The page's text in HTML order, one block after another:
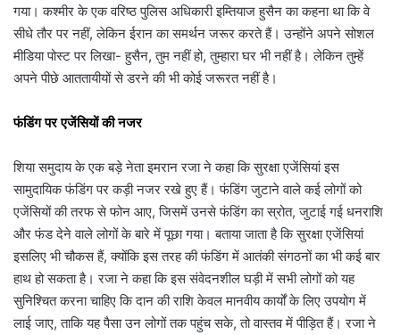
गया। कश्मीर के एक वरिष्ठ पुलिस अधिकारी इम्तियाज हुसैन का कहना था कि वे
सीधे तौर पर नहीं, लेकिन ईरान का समर्थन जरूर करते हैं। उन्होंने अपने सोशल
मीडिया पोस्ट पर लिखा- हुसैन, तुम नहीं हो, तुम्हारा घर भी नहीं है। लेकिन तुम्हें
अपने पीछे आततायीयों से डरने की भी कोई जरूरत नहीं है।
फंडिंग पर एजेंसियों की नजर
शिया समुदाय के एक बड़े नेता इमरान रजा ने कहा कि सुरक्षा एजेंसियां इस
सामुदायिक फंडिंग पर कड़ी नजर रखे हुए हैं। फंडिंग जुटाने वाले कई लोगों को
एजेंसियों की तरफ से फोन आए, जिसमें उनसे फंडिंग का स्रोत, जुटाई गई धनराशि
और फंड देने वाले लोगों के बारे में पूछा गया। बताया जाता है कि सुरक्षा एजेंसियां
इसलिए भी चौकस हैं, क्योंकि इस तरह की फंडिंग में आतंकी संगठनों का भी कई बार
हाथ हो सकता है। रजा ने कहा कि इस संवेदनशील घड़ी में सभी लोगों को यह
सुनिश्चित करना चाहिए कि दान की राशि केवल मानवीय कार्यों के लिए उपयोग में
लाई जाए, ताकि यह पैसा उन लोगों तक पहुंच सके, तो वास्तव में पीड़ित हैं। रजा ने